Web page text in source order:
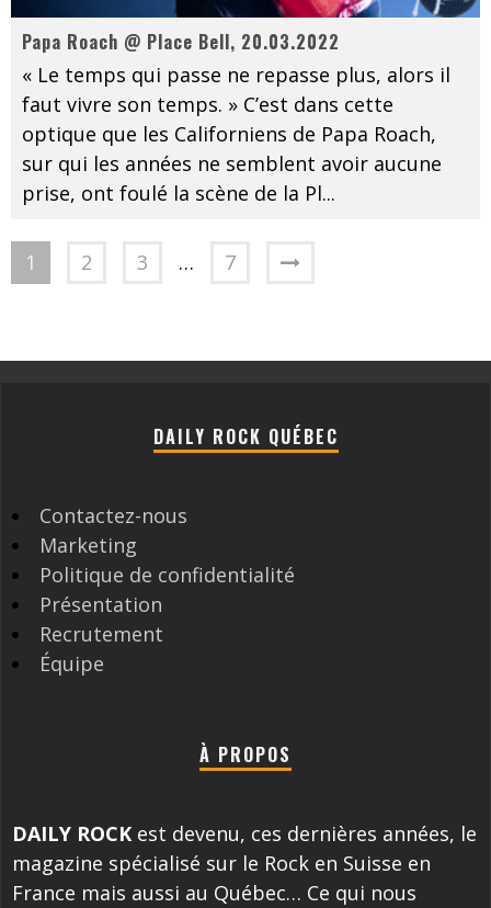
Papa Roach @ Place Bell, 20.03.2022
« Le temps qui passe ne repasse plus, alors il
faut vivre son temps. » C’est dans cette
optique que les Californiens de Papa Roach,
sur qui les années ne semblent avoir aucune
prise, ont foulé la scène de la Pl...
1 2 3 … 7
DAILY ROCK QUÉBEC
Contactez-nous
Marketing
Politique de confidentialité
Présentation
Recrutement
Équipe
À PROPOS
DAILY ROCK est devenu, ces dernières années, le
magazine spécialisé sur le Rock en Suisse en
France mais aussi au Québec… Ce qui nous